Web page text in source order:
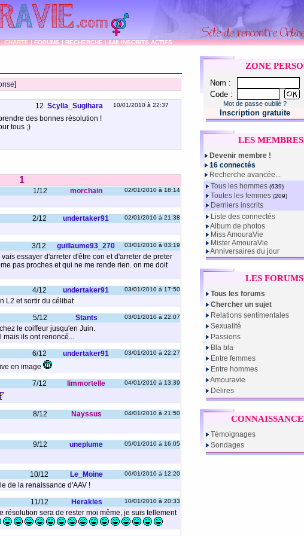
CHARTE|FORUMS|RECHERCHE|848 INSCRITS ACTIFS
]
12 Scylla_Sugihara 10/01/2010 à 22:37
des bonnes résolution !
tous ;)
1
1/12 morchain 02/01/2010 à 18:14
2/12 undertaker91 02/01/2010 à 21:38
3/12 guillaume93_270 03/01/2010 à 03:19
essayer d'arreter d'être con et d'arreter de preter
pas proches et qui ne me rende rien. on me doit
4/12 undertaker91 03/01/2010 à 17:50
L2 et sortir du célibat
5/12 Stants 03/01/2010 à 22:07
le coiffeur jusqu'en Juin.
mais ils ont renoncé...
6/12 undertaker91 03/01/2010 à 22:27
en image
7/12 limmortelle 04/01/2010 à 13:39
8/12 Nayssus 04/01/2010 à 21:50
9/12 uneplume 05/01/2010 à 16:05
10/12 Le_Moine 06/01/2010 à 12:20
de la renaissance d'AAV !
11/12 Herakles 10/01/2010 à 20:33
résolution sera de rester moi même, je suis tellement
ZONE PERSO
Nom :
Code :
Mot de passe oublié ?
Inscription gratuite
LES MEMBRES
Devenir membre !
16 connectés
Recherche avancée...
Tous les hommes (639)
Toutes les femmes (209)
Derniers inscrits
Liste des connectés
Album de photos
Miss AmouraVie
Mister AmouraVie
Anniversaires du jour
LES FORUMS
Tous les forums
Chercher un sujet
Relations sentimentales
Sexualité
Passions
Bla bla
Entre femmes
Entre hommes
Amouravie
Délires
CONNAISSANCE
Témoignages
Sondages